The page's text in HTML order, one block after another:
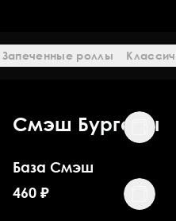
Запеченные роллы
Смэш Бургеры
База Смэш
460 ₽